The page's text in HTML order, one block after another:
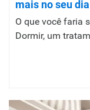
mais no seu dia
O que você faria
Dormir, um